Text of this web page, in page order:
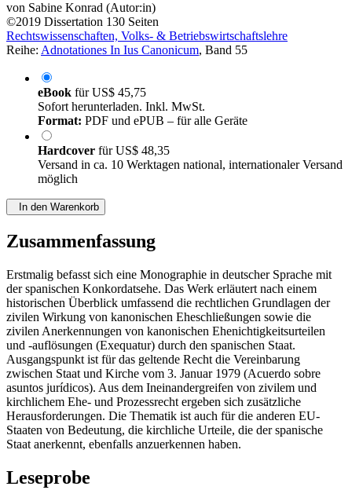
von Sabine Konrad (Autor:in)
©2019 Dissertation 130 Seiten
Rechtswissenschaften, Volks- & Betriebswirtschaftslehre
Reihe: Adnotationes In Ius Canonicum, Band 55
eBook fürUS$ 45,75
Sofort herunterladen. Inkl. MwSt.
Format: PDF und ePUB – für alle Geräte
Hardcover fürUS$ 48,35
Versand in ca. 10 Werktagen national, internationaler Versand
möglich
In den Warenkorb
Zusammenfassung
Erstmalig befasst sich eine Monographie in deutscher Sprache mit
der spanischen Konkordatsehe. Das Werk erläutert nach einem
historischen Überblick umfassend die rechtlichen Grundlagen der
zivilen Wirkung von kanonischen Eheschließungen sowie die
zivilen Anerkennungen von kanonischen Ehenichtigkeitsurteilen
und -auflösungen (Exequatur) durch den spanischen Staat.
Ausgangspunkt ist für das geltende Recht die Vereinbarung
zwischen Staat und Kirche vom 3. Januar 1979 (Acuerdo sobre
asuntos jurídicos). Aus dem Ineinandergreifen von zivilem und
kirchlichem Ehe- und Prozessrecht ergeben sich zusätzliche
Herausforderungen. Die Thematik ist auch für die anderen EU-
Staaten von Bedeutung, die kirchliche Urteile, die der spanische
Staat anerkennt, ebenfalls anzuerkennen haben.
Leseprobe